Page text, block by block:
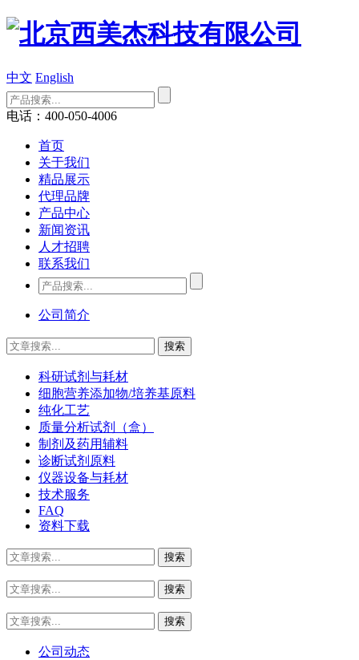
中文 English
电话：400-050-4006
首页
关于我们
精品展示
代理品牌
产品中心
新闻资讯
人才招聘
联系我们
公司简介
科研试剂与耗材
细胞营养添加物/培养基原料
纯化工艺
质量分析试剂（盒）
制剂及药用辅料
诊断试剂原料
仪器设备与耗材
技术服务
FAQ
资料下载
公司动态